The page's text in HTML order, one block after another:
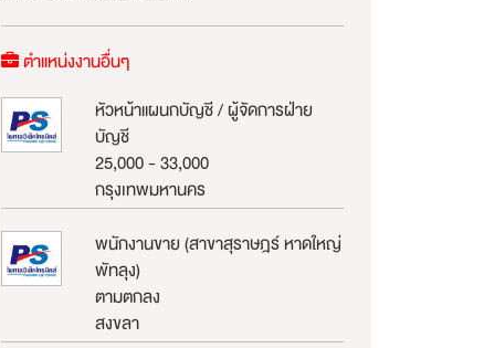
ตำแหน่งงานอื่นๆ
หัวหน้าแผนกบัญชี / ผู้จัดการฝ่าย
บัญชี
25,000 - 33,000
กรุงเทพมหานคร
พนักงานขาย (สาขาสุราษฎร์ หาดใหญ่
พัทลุง)
ตามตกลง
สงขลา